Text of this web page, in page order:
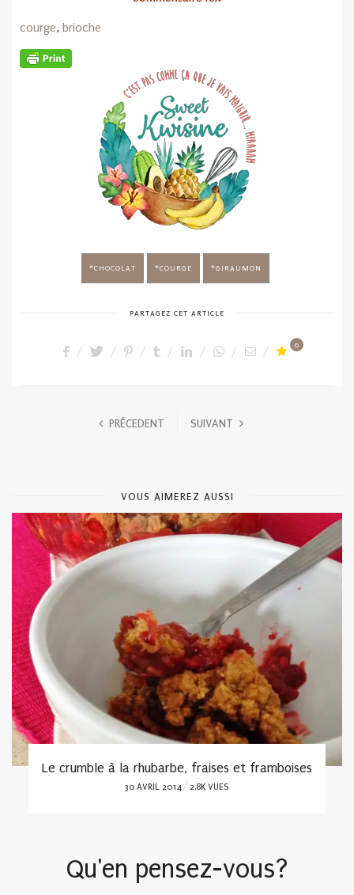
courge, brioche
CHOCOLAT COURGE GIRAUMON
PARTAGEZ CET ARTICLE
0
PRÉCEDENT SUIVANT
VOUS AIMEREZ AUSSI
Le crumble à la rhubarbe, fraises et framboises
POSTED
30 AVRIL 2014 2.8K VUES
Qu'en pensez-vous?